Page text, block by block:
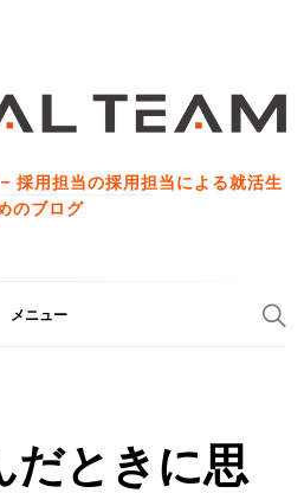
採用担当の採用担当による就活生
のブログ
メニュー
だときに思